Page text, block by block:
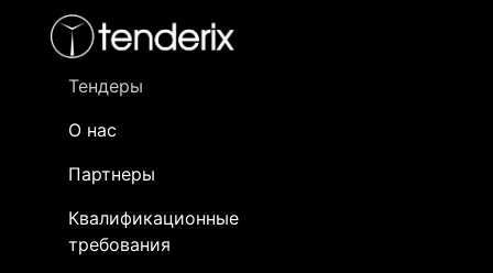
Тендеры
О нас
Партнеры
Квалификационные
требования
- активный лот
- сохраненный лот (не опубликован)
Закуп: Проволока
[Завершен]
Лот №: